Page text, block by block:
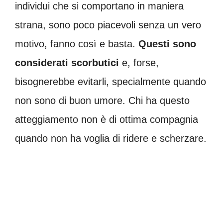
individui che si comportano in maniera
strana, sono poco piacevoli senza un vero
motivo, fanno così e basta. Questi sono
considerati scorbutici e, forse,
bisognerebbe evitarli, specialmente quando
non sono di buon umore. Chi ha questo
atteggiamento non è di ottima compagnia
quando non ha voglia di ridere e scherzare.